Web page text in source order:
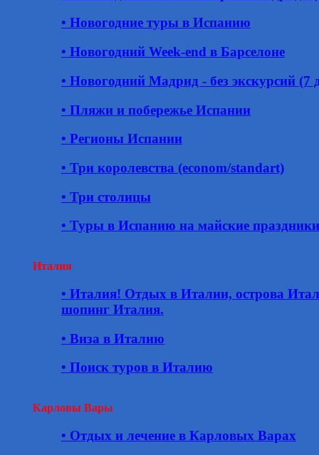
• Новогодние туры в Испанию
• Новогодний Week-end в Барселоне
• Новогодний Мадрид - без экскурсий (7
• Пляжи и побережье Испании
• Регионы Испании
• Три королевства (econom/standart)
• Три столицы
• Туры в Испанию на майские праздники
Италия
• Италия! Отдых в Италии, острова
шопинг Италия.
• Виза в Италию
• Поиск туров в Италию
Карловы Вары
• Отдых и лечение в Карловых Варах